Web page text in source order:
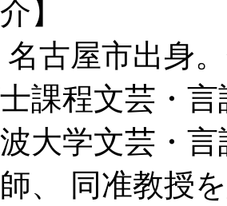
】
名古屋市出身
課程文芸・
大学文芸・
、 同准教授